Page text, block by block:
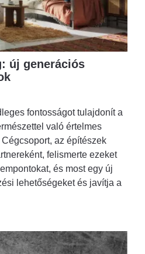
új generációs
fontosságot tulajdonít a
való értelmes
az építészek
felismerte ezeket
és most egy új
lehetőségeket és javítja a